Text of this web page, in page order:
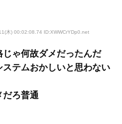
木) 00:02:08.74 ID:XWWCrYDp0.net
じゃ何故ダメだったんだ
テムおかしいと思わない
だろ普通